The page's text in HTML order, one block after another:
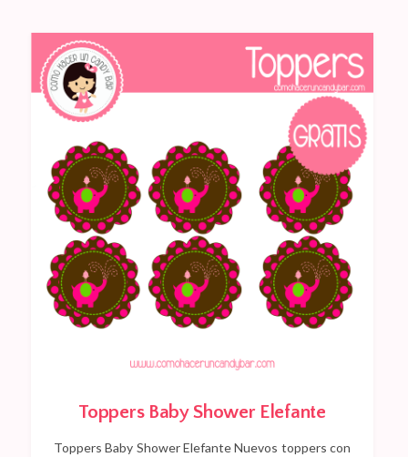
Toppers Baby Shower Elefante
Toppers Baby Shower Elefante Nuevos toppers con